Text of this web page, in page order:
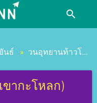
search
นธ์ » วนอุทยานท้าวโกษา (เขากะโหลก)
ขากะโหลก)